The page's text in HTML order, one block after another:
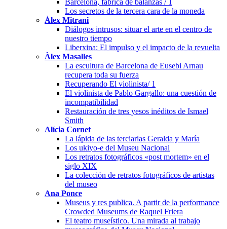
Los secretos de la tercera cara de la moneda
Àlex Mitrani
Diálogos intrusos: situar el arte en el centro de
nuestro tiempo
Liberxina: El impulso y el impacto de la revuelta
Àlex Masalles
La escultura de Barcelona de Eusebi Arnau
recupera toda su fuerza
Recuperando El violinista/ 1
El violinista de Pablo Gargallo: una cuestión de
incompatibilidad
Restauración de tres yesos inéditos de Ismael
Smith
Alícia Cornet
La lápida de las terciarias Geralda y María
Los ukiyo-e del Museu Nacional
Los retratos fotográficos «post mortem» en el
siglo XIX
La colección de retratos fotográficos de artistas
del museo
Ana Ponce
Museus y res publica. A partir de la performance
Crowded Museums de Raquel Friera
El teatro museístico. Una mirada al trabajo